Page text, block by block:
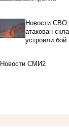
Новости СВО:
атакован
устроили бой
Новости СМИ2